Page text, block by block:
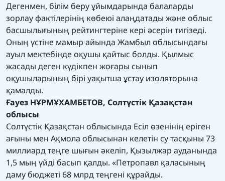
Дегенмен, білім беру ұйымдарында балаларды
зорлау фактілерінің көбеюі алаңдатады және облыс
басшылығының рейтингтеріне кері әсерін тигізеді.
Оның үстіне мамыр айында Жамбыл облысындағы
ауыл мектебінде оқушы қайтыс болды. Қылмыс
жасады деген күдікпен жоғары сынып
оқушыларының бірі уақытша ұстау изоляторына
қамалды.
Ғауез НҰРМҰХАМБЕТОВ, Солтүстік Қазақстан
облысы
Солтүстік Қазақстан облысында Есіл өзенінің еріген
ағыны мен Ақмола облысынан келетін су тасқыны 73
миллиард теңге шығын әкеліп, Қызылжар ауданында
1,5 мың үйді басып қалды. «Петропавл қаласының
даму бюджеті 68 млрд теңгені құрайды.